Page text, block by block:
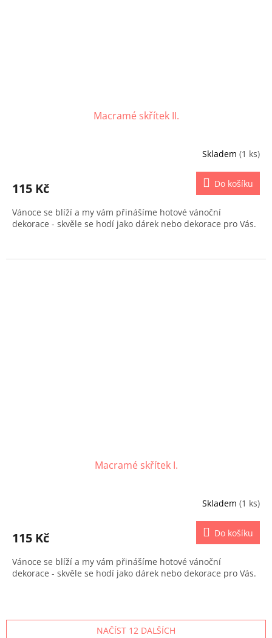
Macramé skřítek II.
Skladem (1 ks)
115 Kč Do košíku
Vánoce se blíží a my vám přinášíme hotové vánoční
dekorace - skvěle se hodí jako dárek nebo dekorace pro Vás.
Macramé skřítek I.
Skladem (1 ks)
115 Kč Do košíku
Vánoce se blíží a my vám přinášíme hotové vánoční
dekorace - skvěle se hodí jako dárek nebo dekorace pro Vás.
NAČÍST 12 DALŠÍCH